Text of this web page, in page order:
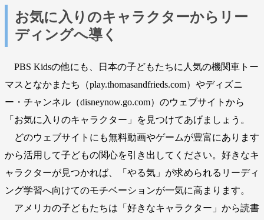
お気に入りのキャラクターからリー
ディングへ導く
PBS Kidsの他にも、日本の子どもたちに人気の機関車トー
マスとなかまたち（play.thomasandfrieds.com）やディズニ
ー・チャンネル（disneynow.go.com）のウェブサイトから
「お気に入りのキャラクター」を見つけてあげましょう。
どのウェブサイトにも無料動画やゲームが豊富にあります
から活用して子どもの関心を引き出してください。好きなキ
ャラクターが見つかれば、「やる気」が求められるリーディ
ング学習へ向けてのモチベーションが一気に高まります。
アメリカの子どもたちは「好きなキャラクター」から読書